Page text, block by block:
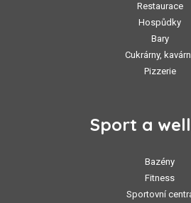
Restaurace
Hospůdky
Bary
Cukrárny,
Pizzerie
Sport a
Bazény
Fitness
Sportovní